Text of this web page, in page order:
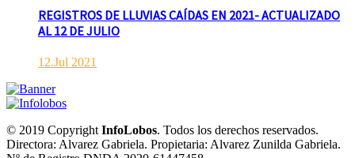
REGISTROS DE LLUVIAS CAÍDAS EN 2021- ACTUALIZADO
AL 12 DE JULIO
12.Jul 2021
© 2019 CopyrightInfoLobos. Todos los derechos reservados.
Directora: Alvarez Gabriela. Propietaria: Alvarez Zunilda Gabriela.